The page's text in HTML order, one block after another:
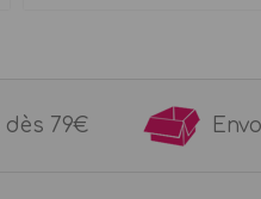
dès 79€